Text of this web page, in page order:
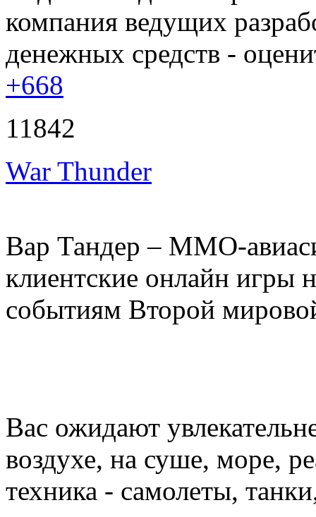
компания ведущих
денежных средств -
+668
11842
War Thunder
Вар Тандер – ММО-
клиентские онлайн игры
событиям Второй
Вас ожидают
воздухе, на суше, море,
техника - самолеты,